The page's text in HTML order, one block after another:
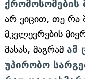
ქრომოსომების
არ ვიცით, თუ რა
მკვლევრების
მასას, მაგრამ ამ
უპირობო